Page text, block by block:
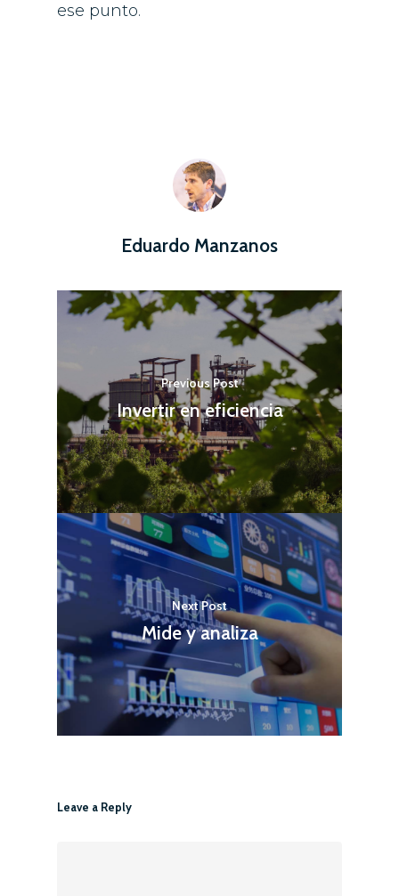
ese punto.
Eduardo Manzanos
Previous Post
Invertir en eficiencia
Next Post
Mide y analiza
Leave a Reply
Noticias
Contacto
Acceder
Sobre Powercloud
Las Mercedes 23,
48930 Getxo
Bizkaia, SP
T: +34 94 463 05 37
E: